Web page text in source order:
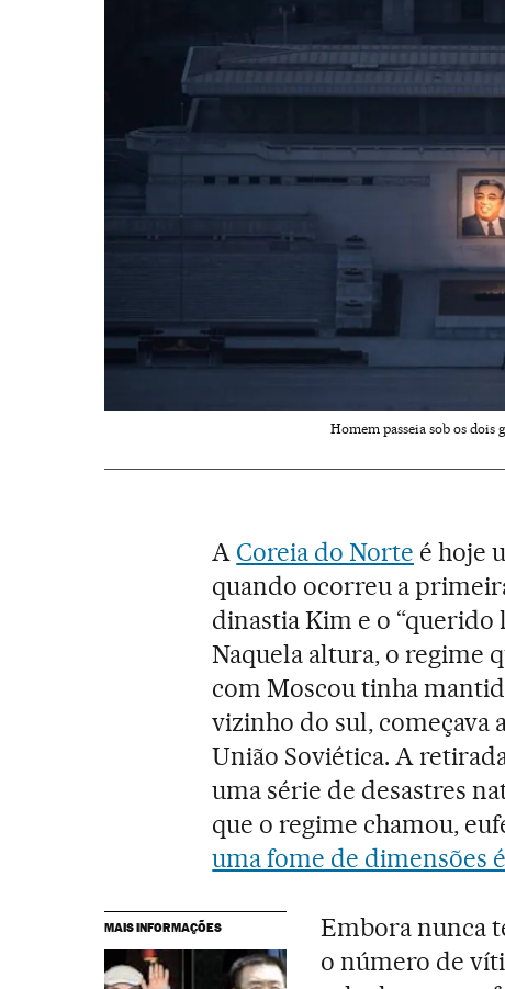
Homem passeia sob os dois
A Coreia do Norte é hoje
quando ocorreu a
dinastia Kim e o
Naquela altura, o regime
com Moscou tinha
vizinho do sul, começava
União Soviética. A
uma série de desastres
que o regime chamou,
uma fome de dimensões
MAIS INFORMAÇÕES
Embora nunca
o número de